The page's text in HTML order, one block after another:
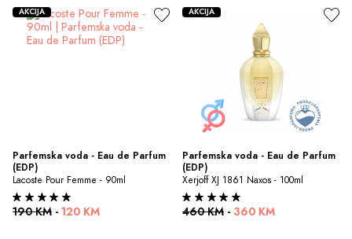
Parfemska voda - Eau de Parfum
(EDP)
Lacoste Pour Femme - 90ml
190 KM - 120 KM
AKCIJA
Parfemska voda - Eau de Parfum
(EDP)
Xerjoff XJ 1861 Naxos - 100ml
460 KM - 360 KM
AKCIJA